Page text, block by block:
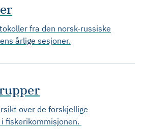
fra den norsk-russiske
årlige sesjoner.
over de forskjellige
fiskerikommisjonen.